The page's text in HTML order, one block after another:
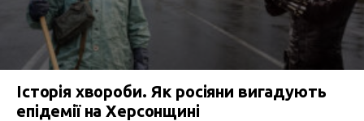
Історія хвороби. Як росіяни вигадують
епідемії на Херсонщині